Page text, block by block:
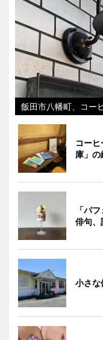
飯田市八幡町、コー
コー
庫」
「パ
俳句、
小さな